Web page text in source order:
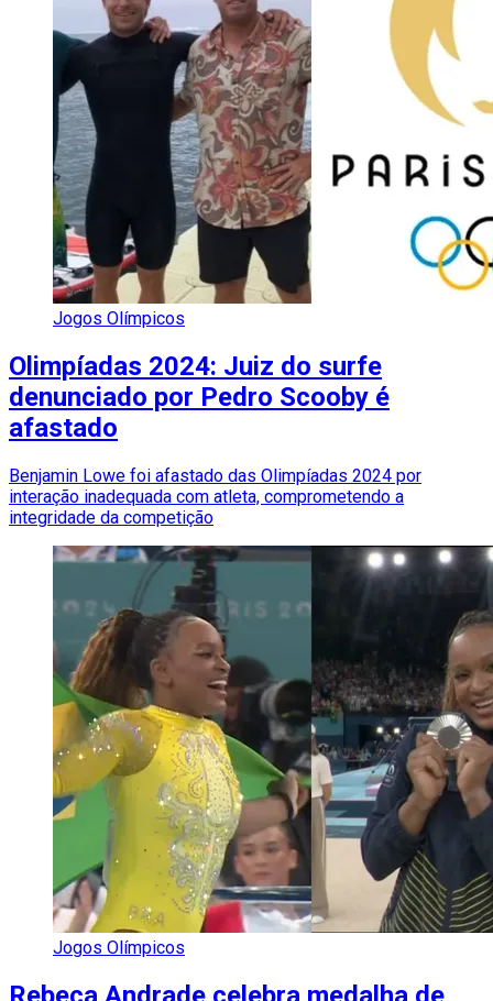
Jogos Olímpicos
Olimpíadas 2024: Juiz do surfe
denunciado por Pedro Scooby é
afastado
Benjamin Lowe foi afastado das Olimpíadas 2024 por
interação inadequada com atleta, comprometendo a
integridade da competição
Jogos Olímpicos